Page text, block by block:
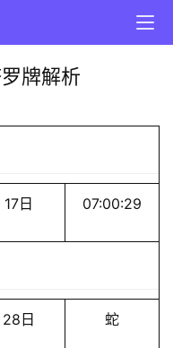
牌解析
17日 07:00:29
28日 蛇